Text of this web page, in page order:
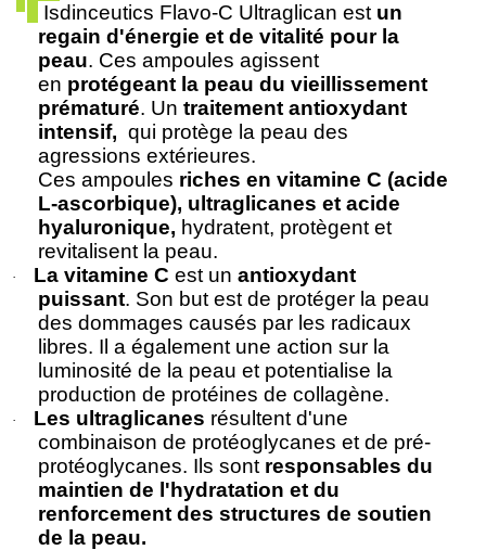
Isdinceutics Flavo-C Ultraglican est un
regain d'énergie et de vitalité pour la
peau. Ces ampoules agissent
en protégeant la peau du vieillissement
prématuré. Un traitement antioxydant
intensif, qui protège la peau des
agressions extérieures.
Ces ampoules riches en vitamine C (acide
L-ascorbique), ultraglicanes et acide
hyaluronique, hydratent, protègent et
revitalisent la peau.
· La vitamine C est un antioxydant
puissant. Son but est de protéger la peau
des dommages causés par les radicaux
libres. Il a également une action sur la
luminosité de la peau et potentialise la
production de protéines de collagène.
· Les ultraglicanes résultent d'une
combinaison de protéoglycanes et de pré-
protéoglycanes. Ils sont responsables du
maintien de l'hydratation et du
renforcement des structures de soutien
de la peau.